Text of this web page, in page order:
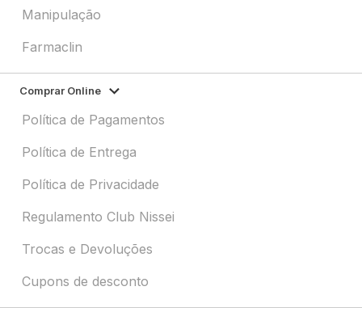
Manipulação
Farmaclin
Comprar Online
Política de Pagamentos
Política de Entrega
Política de Privacidade
Regulamento Club Nissei
Trocas e Devoluções
Cupons de desconto